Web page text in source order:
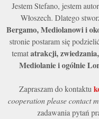
Jestem Stefano, jestem
Włoszech. Dlatego
Bergamo, Mediolanowi i
stronie postaram się
tematatrakcji,
Mediolanie i ogólnie
Zapraszam do kontaktu
cooperation please contact
zadawania pytań